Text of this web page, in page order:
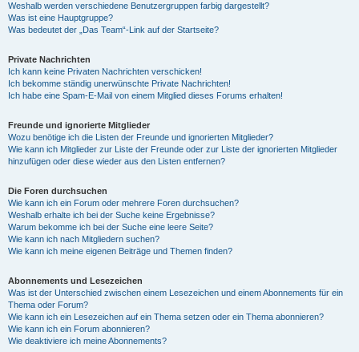
Weshalb werden verschiedene Benutzergruppen farbig dargestellt?
Was ist eine Hauptgruppe?
Was bedeutet der „Das Team“-Link auf der Startseite?
Private Nachrichten
Ich kann keine Privaten Nachrichten verschicken!
Ich bekomme ständig unerwünschte Private Nachrichten!
Ich habe eine Spam-E-Mail von einem Mitglied dieses Forums erhalten!
Freunde und ignorierte Mitglieder
Wozu benötige ich die Listen der Freunde und ignorierten Mitglieder?
Wie kann ich Mitglieder zur Liste der Freunde oder zur Liste der ignorierten Mitglieder
hinzufügen oder diese wieder aus den Listen entfernen?
Die Foren durchsuchen
Wie kann ich ein Forum oder mehrere Foren durchsuchen?
Weshalb erhalte ich bei der Suche keine Ergebnisse?
Warum bekomme ich bei der Suche eine leere Seite?
Wie kann ich nach Mitgliedern suchen?
Wie kann ich meine eigenen Beiträge und Themen finden?
Abonnements und Lesezeichen
Was ist der Unterschied zwischen einem Lesezeichen und einem Abonnements für ein
Thema oder Forum?
Wie kann ich ein Lesezeichen auf ein Thema setzen oder ein Thema abonnieren?
Wie kann ich ein Forum abonnieren?
Wie deaktiviere ich meine Abonnements?